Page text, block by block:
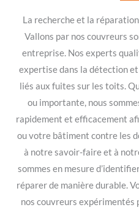
La recherche et la
Vallons par nos couvreurs
entreprise. Nos experts
expertise dans la détection
liés aux fuites sur les toits.
ou importante, nous
rapidement et efficacement
ou votre bâtiment contre les
à notre savoir-faire et à
sommes en mesure
réparer de manière durable.
nos couvreurs expérimentés